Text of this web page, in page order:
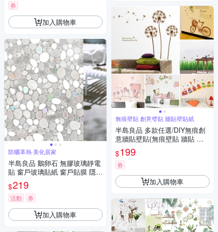
券
加入購物車
防曬革熱 美化居家
半島良品 鵝卵石 無膠玻璃靜電
貼 窗戶玻璃貼紙 窗戶貼膜 隱私
貼 靜電玻璃貼45x200cm
$219
活動 券
加入購物車
無痕壁貼 創意璧貼 牆貼壁貼紙
半島良品 多款任選/DIY無痕創
意牆貼壁貼(無痕壁貼 牆貼 壁
貼紙 創意璧貼)
$199
券
加入購物車